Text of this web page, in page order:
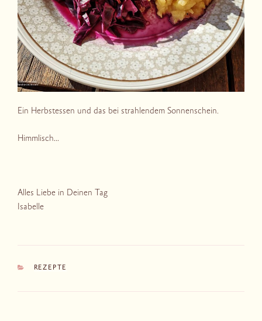
Ein Herbstessen und das bei strahlendem Sonnenschein.
Himmlisch…
Alles Liebe in Deinen Tag
Isabelle
KATEGORIEN
REZEPTE